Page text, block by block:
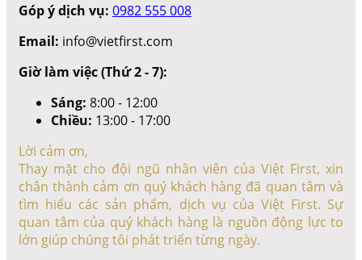
Góp ý dịch vụ: 0982 555 008
Email: info@vietfirst.com
Giờ làm việc (Thứ 2 - 7):
Sáng: 8:00 - 12:00
Chiều: 13:00 - 17:00
Lời cảm ơn,
Thay mặt cho đội ngũ nhân viên của Việt First, xin
chân thành cảm ơn quý khách hàng đã quan tâm và
tìm hiểu các sản phẩm, dịch vụ của Việt First. Sự
quan tâm của quý khách hàng là nguồn động lực to
lớn giúp chúng tôi phát triển từng ngày.